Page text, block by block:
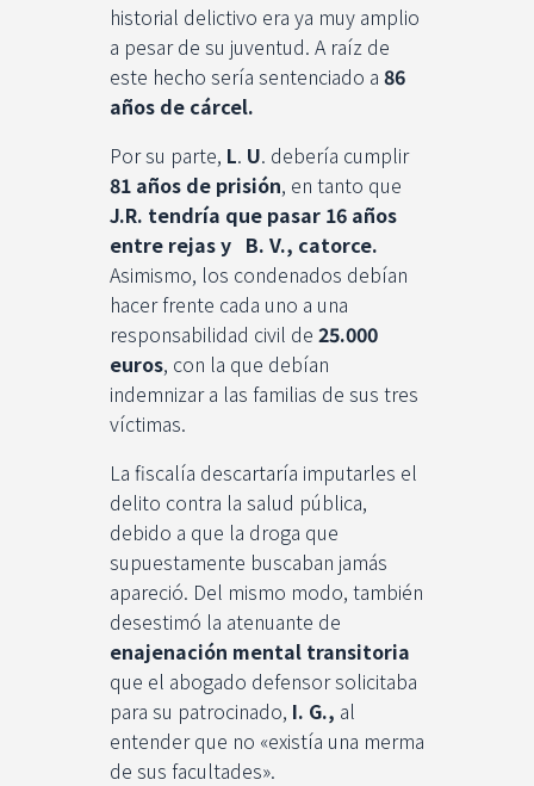
historial delictivo era ya muy amplio
a pesar de su juventud. A raíz de
este hecho sería sentenciado a 86
años de cárcel.
Por su parte, L. U. debería cumplir
81 años de prisión, en tanto que
J.R. tendría que pasar 16 años
entre rejas y B. V., catorce.
Asimismo, los condenados debían
hacer frente cada uno a una
responsabilidad civil de 25.000
euros, con la que debían
indemnizar a las familias de sus tres
víctimas.
La fiscalía descartaría imputarles el
delito contra la salud pública,
debido a que la droga que
supuestamente buscaban jamás
apareció. Del mismo modo, también
desestimó la atenuante de
enajenación mental transitoria
que el abogado defensor solicitaba
para su patrocinado, I. G., al
entender que no «existía una merma
de sus facultades».